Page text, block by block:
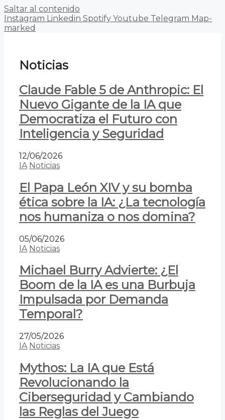
Saltar al contenido
Instagram Linkedin Spotify Youtube Telegram Map-
marked
Noticias
Claude Fable 5 de Anthropic: El
Nuevo Gigante de la IA que
Democratiza el Futuro con
Inteligencia y Seguridad
12/06/2026
IA Noticias
El Papa León XIV y su bomba
ética sobre la IA: ¿La tecnología
nos humaniza o nos domina?
05/06/2026
IA Noticias
Michael Burry Advierte: ¿El
Boom de la IA es una Burbuja
Impulsada por Demanda
Temporal?
27/05/2026
IA Noticias
Mythos: La IA que Está
Revolucionando la
Ciberseguridad y Cambiando
las Reglas del Juego